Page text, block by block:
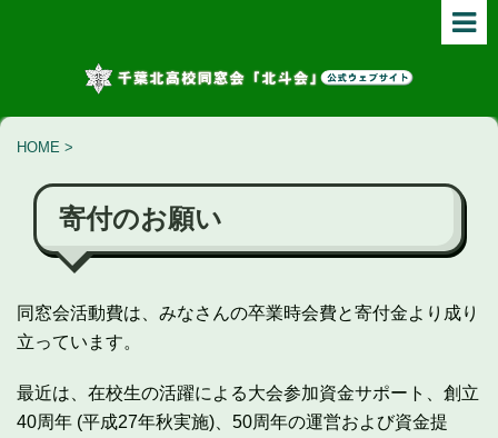
HOME >
寄付のお願い
同窓会活動費は、みなさんの卒業時会費と寄付金より成り
立っています。
最近は、在校生の活躍による大会参加資金サポート、創立
40周年 (平成27年秋実施)、50周年の運営および資金提